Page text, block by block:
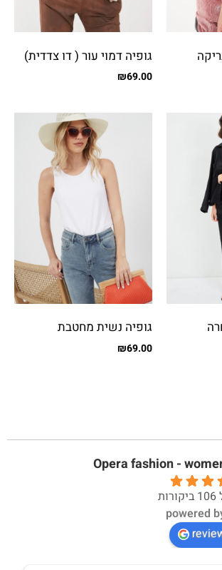
גופיה דמוי עור ( דו צדדית)
₪69.00
גופיה נשית מחטבת
₪69.00
Opera fashion -
powered